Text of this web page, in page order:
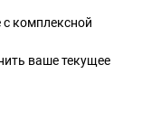
комплексной
ваше текущее